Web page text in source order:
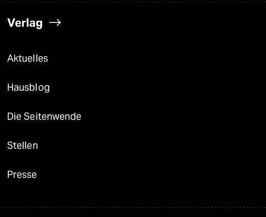
Verlag
Aktuelles
Hausblog
Die Seitenwende
Stellen
Presse